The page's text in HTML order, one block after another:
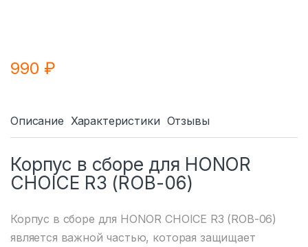
990₽
Описание Характеристики Отзывы
Корпус в сборе для HONOR
CHOICE R3 (ROB-06)
Корпус в сборе для HONOR CHOICE R3 (ROB-06)
является важной частью, которая защищает